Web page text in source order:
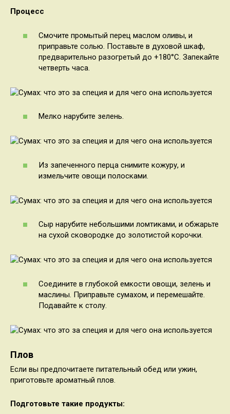
Процесс
Смочите промытый перец маслом оливы, и
приправьте солью. Поставьте в духовой шкаф,
предварительно разогретый до +180°С. Запекайте
четверть часа.
Мелко нарубите зелень.
Из запеченного перца снимите кожуру, и
измельчите овощи полосками.
Сыр нарубите небольшими ломтиками, и обжарьте
на сухой сковородке до золотистой корочки.
Соедините в глубокой емкости овощи, зелень и
маслины. Приправьте сумахом, и перемешайте.
Подавайте к столу.
Плов
Если вы предпочитаете питательный обед или ужин,
приготовьте ароматный плов.
Подготовьте такие продукты: